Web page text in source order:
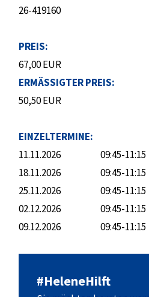
26-419160
PREIS:
67,00 EUR
ERMÄSSIGTER PREIS:
50,50 EUR
EINZELTERMINE:
11.11.2026
09:45-11:15
18.11.2026
09:45-11:15
25.11.2026
09:45-11:15
02.12.2026
09:45-11:15
09.12.2026
09:45-11:15
#HeleneHilft